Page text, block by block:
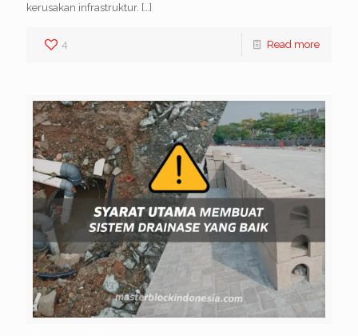
kerusakan infrastruktur. […]
4 Read more